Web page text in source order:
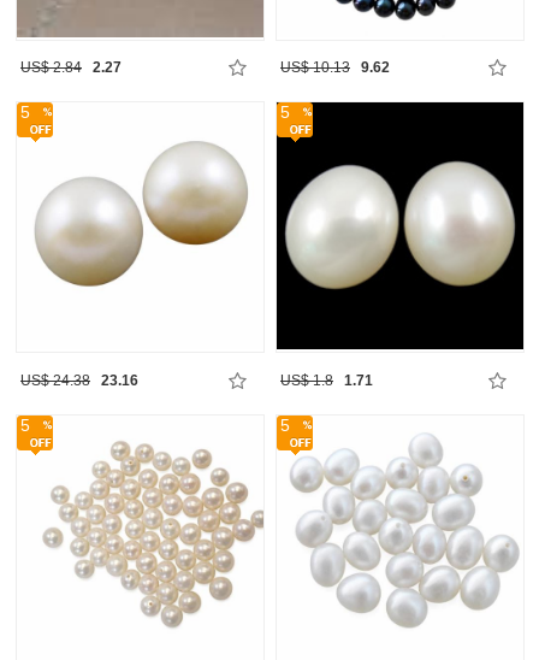
US$ 2.84 2.27 US$ 10.13 9.62
5
US$ 24.38 23.16
5
US$ 1.8 1.71
5 5